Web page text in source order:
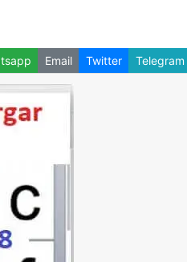
Email Twitter Telegram